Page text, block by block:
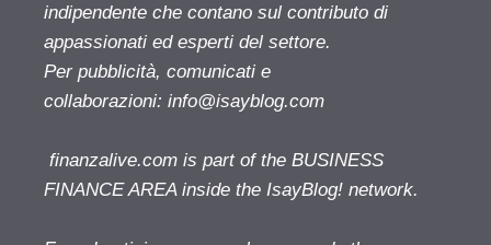
indipendente che contano sul contributo di
appassionati ed esperti del settore.
Per pubblicità, comunicati e
collaborazioni: info@isayblog.com
finanzalive.com is part of the BUSINESS
FINANCE AREA inside the IsayBlog! network.